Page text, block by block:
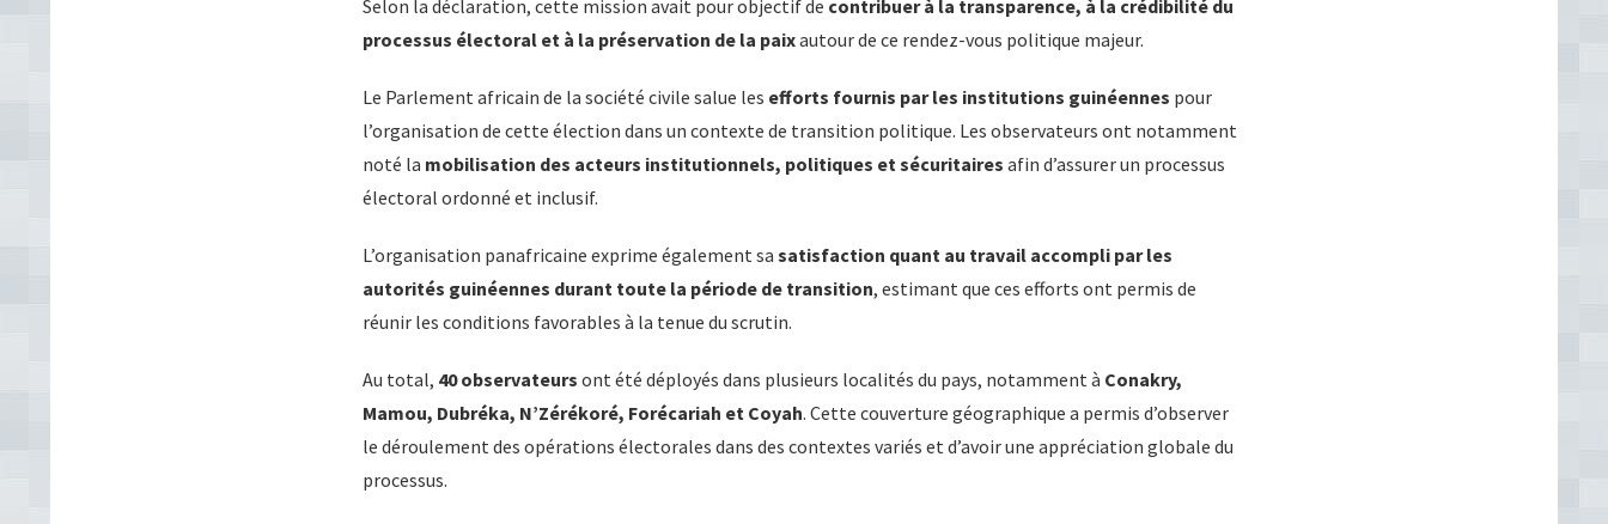
Selon la déclaration, cette mission avait pour objectif de contribuer à la transparence, à la crédibilité du
processus électoral et à la préservation de la paixautour de ce rendez-vous politique majeur.
Le Parlement africain de la société civile salue les efforts fournis par les institutions guinéennes pour
l’organisation de cette élection dans un contexte de transition politique. Les observateurs ont notamment
noté la mobilisation des acteurs institutionnels, politiques et sécuritaires afin d’assurer un processus
électoral ordonné et inclusif.
L’organisation panafricaine exprime également sa satisfaction quant au travail accompli par les
autorités guinéennes durant toute la période de transition, estimant que ces efforts ont permis de
réunir les conditions favorables à la tenue du scrutin.
Au total, 40 observateurs ont été déployés dans plusieurs localités du pays, notamment à Conakry,
Mamou, Dubréka, N’Zérékoré, Forécariah et Coyah. Cette couverture géographique a permis d’observer
le déroulement des opérations électorales dans des contextes variés et d’avoir une appréciation globale du
processus.